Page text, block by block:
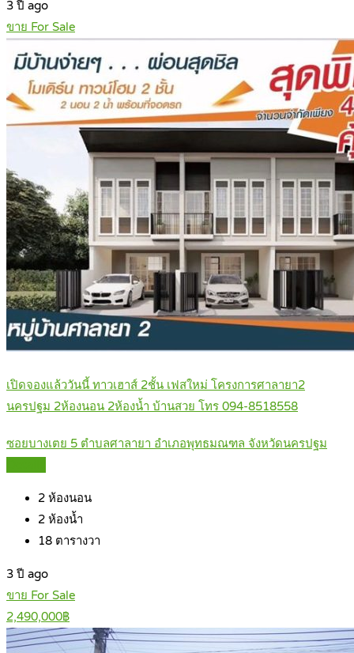
3 ปี ago
ขาย For Sale
เปิดจองแล้ววันนี้ ทาวเฮาส์ 2ชั้น เฟสใหม่ โครงการศาลายา2
นครปฐม 2ห้องนอน 2ห้องน้ำ บ้านสวย โทร 094-8518558
ซอยบางเตย 5 ตำบลศาลายา อำเภอพุทธมณฑล จังหวัดนครปฐม
2 ห้องนอน
2 ห้องน้ำ
18 ตารางวา
3 ปี ago
ขาย For Sale
2,490,000฿